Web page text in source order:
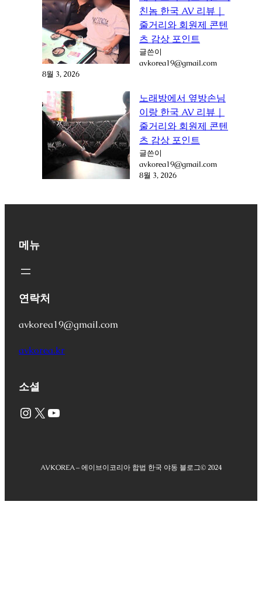
친놈 한국 AV 리뷰｜
줄거리와 회원제 콘텐
츠 감상 포인트
글쓴이
avkorea19@gmail.com
8월 3, 2026
노래방에서 옆방손님
이랑 한국 AV 리뷰｜
줄거리와 회원제 콘텐
츠 감상 포인트
글쓴이
avkorea19@gmail.com
8월 3, 2026
메뉴
연락처
avkorea19@gmail.com
avkorea.kr
소셜
Instagram X YouTube
AVKOREA – 에이브이코리아 합법 한국 야동 블로그© 2024